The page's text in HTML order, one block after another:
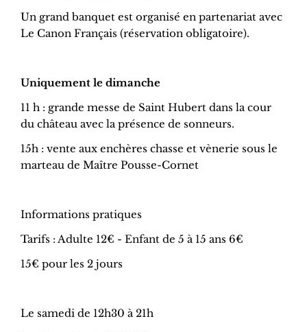
Un grand banquet est organisé en partenariat avec
Le Canon Français (réservation obligatoire).
Uniquement le dimanche
11 h : grande messe de Saint Hubert dans la cour
du château avec la présence de sonneurs.
15h : vente aux enchères chasse et vènerie sous le
marteau de Maître Pousse-Cornet
Informations pratiques
Tarifs : Adulte 12€ - Enfant de 5 à 15 ans 6€
15€ pour les 2 jours
Le samedi de 12h30 à 21h